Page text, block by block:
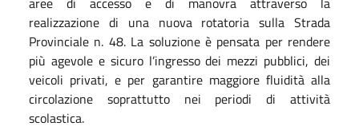
realizzazione di una nuova rotatoria sulla Strada
Provinciale n. 48. La soluzione è pensata per rendere
più agevole e sicuro l’ingresso dei mezzi pubblici, dei
veicoli privati, e per garantire maggiore fluidità alla
circolazione soprattutto nei periodi di attività
scolastica.